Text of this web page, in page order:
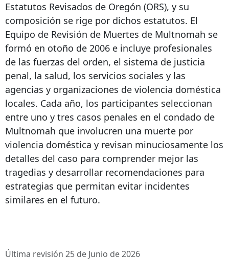
Estatutos Revisados ​​de Oregón (ORS), y su
composición se rige por dichos estatutos. El
Equipo de Revisión de Muertes de Multnomah se
formó en otoño de 2006 e incluye profesionales
de las fuerzas del orden, el sistema de justicia
penal, la salud, los servicios sociales y las
agencias y organizaciones de violencia doméstica
locales. Cada año, los participantes seleccionan
entre uno y tres casos penales en el condado de
Multnomah que involucren una muerte por
violencia doméstica y revisan minuciosamente los
detalles del caso para comprender mejor las
tragedias y desarrollar recomendaciones para
estrategias que permitan evitar incidentes
similares en el futuro.
Última revisión 25 de Junio de 2026